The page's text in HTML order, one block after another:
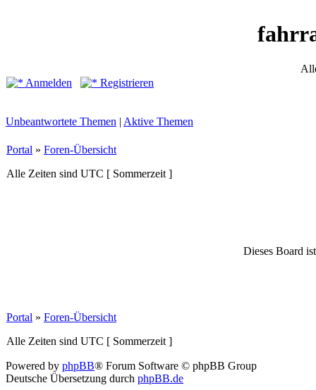
Anmelden
Registrieren
Unbeantwortete Themen | Aktive Themen
Portal » Foren-Übersicht
Alle Zeiten sind UTC [ Sommerzeit ]
Dieses Board
Portal » Foren-Übersicht
Alle Zeiten sind UTC [ Sommerzeit ]
Powered by phpBB® Forum Software © phpBB Group
Deutsche Übersetzung durch phpBB.de